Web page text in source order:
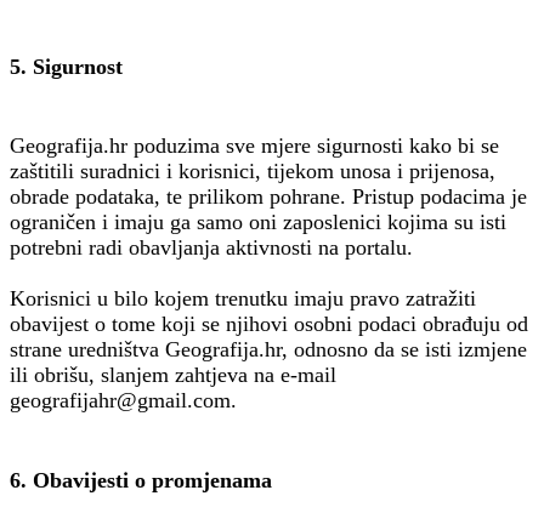
5. Sigurnost
Geografija.hr poduzima sve mjere sigurnosti kako bi se
zaštitili suradnici i korisnici, tijekom unosa i prijenosa,
obrade podataka, te prilikom pohrane. Pristup podacima je
ograničen i imaju ga samo oni zaposlenici kojima su isti
potrebni radi obavljanja aktivnosti na portalu.
Korisnici u bilo kojem trenutku imaju pravo zatražiti
obavijest o tome koji se njihovi osobni podaci obrađuju od
strane uredništva Geografija.hr, odnosno da se isti izmjene
ili obrišu, slanjem zahtjeva na e-mail
geografijahr@gmail.com.
6. Obavijesti o promjenama